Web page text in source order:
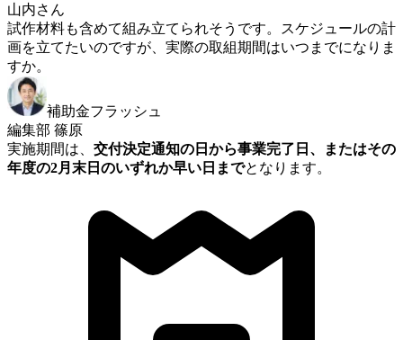
山内さん
試作材料も含めて組み立てられそうです。スケジュールの計
画を立てたいのですが、実際の取組期間はいつまでになりま
すか。
補助金フラッシュ
編集部 篠原
実施期間は、 交付決定通知の日から事業完了日、またはその
年度の2月末日のいずれか早い日までとなります。